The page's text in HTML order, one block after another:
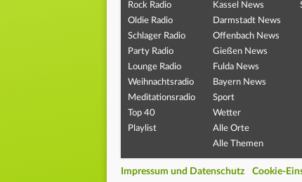
Rock Radio
Oldie Radio
Schlager Radio
Party Radio
Lounge Radio
Weihnachtsradio
Meditationsradio
Top 40
Playlist
Kassel News
Darmstadt News
Offenbach News
Gießen News
Fulda News
Bayern News
Sport
Wetter
Alle Orte
Alle Themen
Impressum und Datenschutz Cookie-